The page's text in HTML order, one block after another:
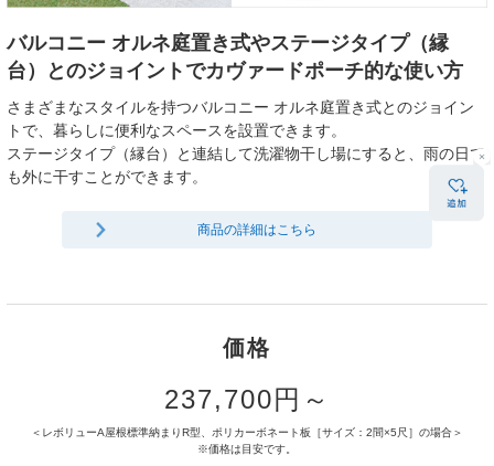
バルコニー オルネ庭置き式やステージタイプ（縁
台）とのジョイントでカヴァードポーチ的な使い方
さまざまなスタイルを持つバルコニー オルネ庭置き式とのジョイン
トで、暮らしに便利なスペースを設置できます。
ステージタイプ（縁台）と連結して洗濯物干し場にすると、雨の日で
も外に干すことができます。
商品の詳細はこちら
価格
237,700円～
＜レボリューA屋根標準納まりR型、ポリカーボネート板［サイズ：2間×5尺］の場合＞
※価格は目安です。